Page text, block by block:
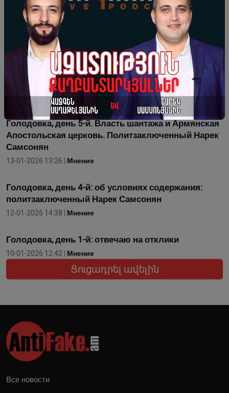
наличие 30 пленных в тюрьмах Армении.
Политзаключенный Нарек Самсонян
15-01-2026 13:11 |
6-й день голодовки. 6-й карцер со своим
«животным миром»: политзаключенный Нарек
Самсонян
14-01-2026 12:27 |Мнение
Голодовка, день 5-й. Власть шантажа и Армянская
Апостольская церковь. Политзаключенный Нарек
Самсонян
13-01-2026 13:26 | Мнение
Голодовка, день 4-й: об условиях содержания:
политзаключенный Нарек Самсонян
12-01-2026 14:38 | Мнение
Голодовка, день 1-й: отвечаю на отклики
10-01-2026 12:42 | Мнение
Ցուցադրել ավելին
Все новости